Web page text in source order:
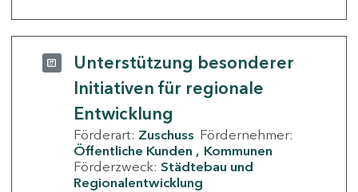
Unterstützung besonderer
Initiativen für regionale
Entwicklung
Förderart: Zuschuss Fördernehmer:
Öffentliche Kunden
Kommunen
Förderzweck: Städtebau und
Regionalentwicklung